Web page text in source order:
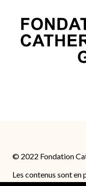
© 2022 Fondation
Les contenus sont